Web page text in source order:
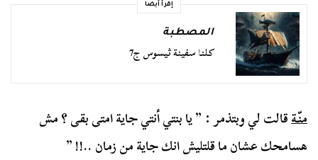
إقرأ أيضا
المصطبة
كلنا سفينة ثيسوس ج7
منّةقالت لي وبتذمر : ” يا بنتي أنتي جاية امتى بقى ؟ مش
هسامحك عشان ما قلتليش انك جاية من زمان ..!! ”